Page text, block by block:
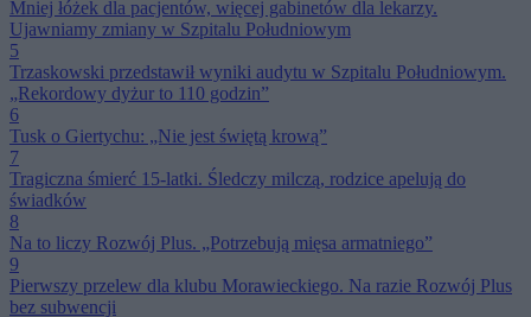
Mniej łóżek dla pacjentów, więcej gabinetów dla lekarzy.
Ujawniamy zmiany w Szpitalu Południowym
5
Trzaskowski przedstawił wyniki audytu w Szpitalu Południowym.
„Rekordowy dyżur to 110 godzin”
6
Tusk o Giertychu: „Nie jest świętą krową”
7
Tragiczna śmierć 15-latki. Śledczy milczą, rodzice apelują do
świadków
8
Na to liczy Rozwój Plus. „Potrzebują mięsa armatniego”
9
Pierwszy przelew dla klubu Morawieckiego. Na razie Rozwój Plus
bez subwencji